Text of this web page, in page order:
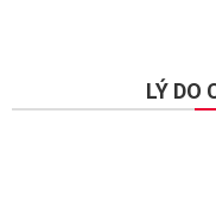
LÝ DO